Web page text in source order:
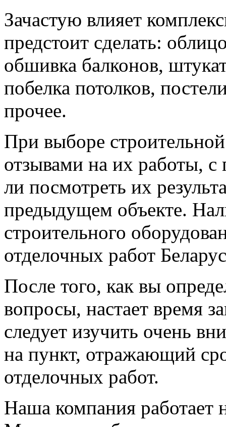
Зачастую влияет
предстоит сделать:
обшивка балконов,
побелка потолков,
прочее.
При выборе
отзывами на их работы,
ли посмотреть их
предыдущем объекте.
строительного
отделочных работ
После того, как вы
вопросы, настает время
следует изучить очень
на пункт, отражающий
отделочных работ.
Наша компания работает